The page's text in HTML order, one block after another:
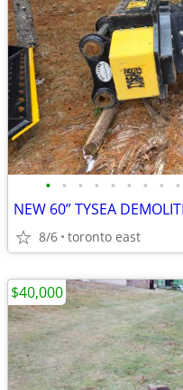
• • • • • • • • •
8/6 toronto east
$40,000